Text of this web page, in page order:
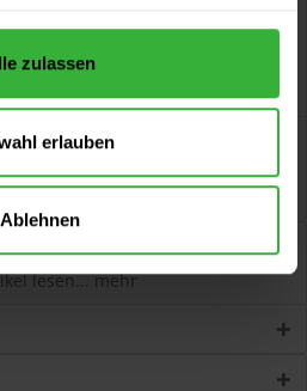
zulassen
erlauben
Ablehnen
Gel-Lasur 510 (Farblos)
lesen...mehr